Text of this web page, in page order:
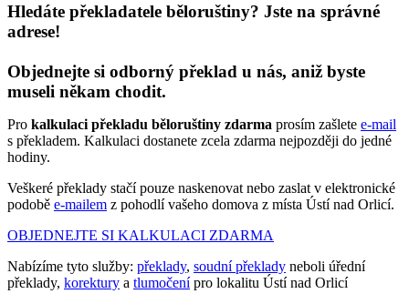
Hledáte překladatele běloruštiny? Jste na správné
adrese!
Objednejte si odborný překlad u nás, aniž byste
museli někam chodit.
Pro kalkulaci překladu běloruštiny zdarma prosím zašlete e-mail
s překladem. Kalkulaci dostanete zcela zdarma nejpozději do jedné
hodiny.
Veškeré překlady stačí pouze naskenovat nebo zaslat v elektronické
podobě e-mailem z pohodlí vašeho domova z místa Ústí nad Orlicí.
OBJEDNEJTE SI KALKULACI ZDARMA
Nabízíme tyto služby: překlady, soudní překlady neboli úřední
překlady, korektury a tlumočenípro lokalitu Ústí nad Orlicí